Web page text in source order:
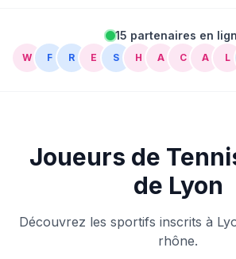
15 partenaires en
W F R E S H A C A L
Joueurs de
de Lyon
Découvrez les sportifs inscrits à
rhône.